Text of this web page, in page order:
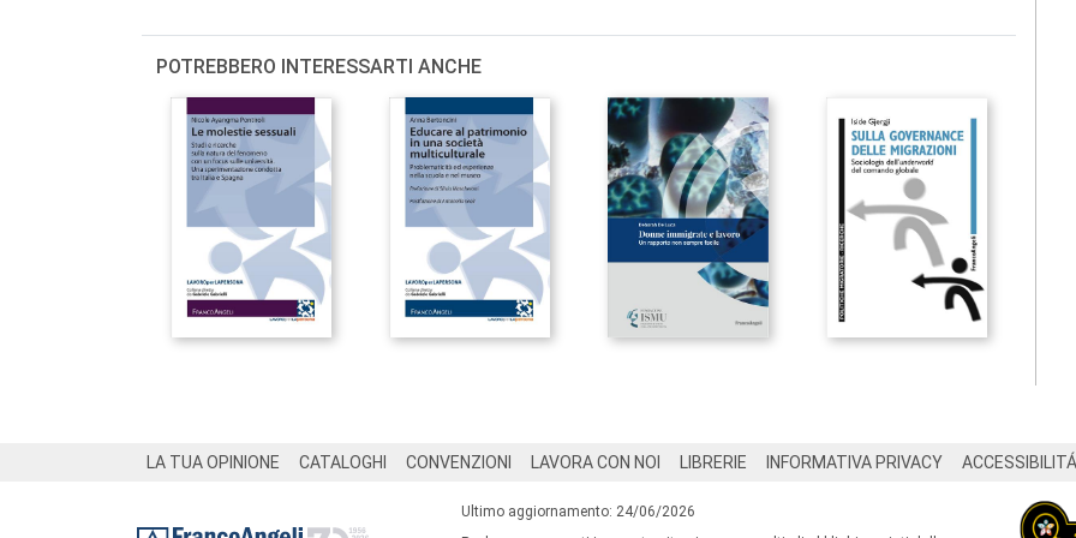
POTREBBERO INTERESSARTI ANCHE
LA TUA OPINIONE CATALOGHI CONVENZIONI LAVORA CON NOI LIBRERIE INFORMATIVA PRIVACY ACCESSIBILITÁ
Ultimo aggiornamento: 24/06/2026